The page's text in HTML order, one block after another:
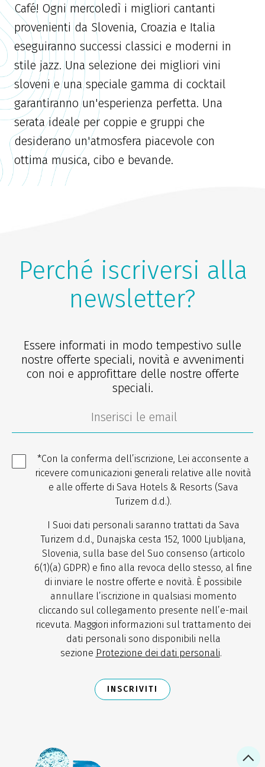
Café! Ogni mercoledì i migliori cantanti
provenienti da Slovenia, Croazia e Italia
eseguiranno successi classici e moderni in
stile jazz. Una selezione dei migliori vini
sloveni e una speciale gamma di cocktail
garantiranno un'esperienza perfetta. Una
serata ideale per coppie e gruppi che
desiderano un'atmosfera piacevole con
ottima musica, cibo e bevande.
Perché iscriversi alla
newsletter?
Essere informati in modo tempestivo sulle
nostre offerte speciali, novità e avvenimenti
con noi e approfittare delle nostre offerte
speciali.
*Con la conferma dell’iscrizione, Lei acconsente a
ricevere comunicazioni generali relative alle novità
e alle offerte di Sava Hotels & Resorts (Sava
Turizem d.d.).
I Suoi dati personali saranno trattati da Sava
Turizem d.d., Dunajska cesta 152, 1000 Ljubljana,
Slovenia, sulla base del Suo consenso (articolo
6(1)(a) GDPR) e fino alla revoca dello stesso, al fine
di inviare le nostre offerte e novità. È possibile
annullare l’iscrizione in qualsiasi momento
cliccando sul collegamento presente nell’e-mail
ricevuta. Maggiori informazioni sul trattamento dei
dati personali sono disponibili nella
sezione Protezione dei dati personali.
INSCRIVITI